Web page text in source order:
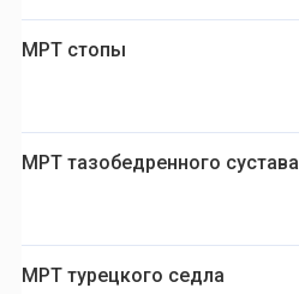
МРТ стопы
МРТ тазобедренного сустава
МРТ турецкого седла